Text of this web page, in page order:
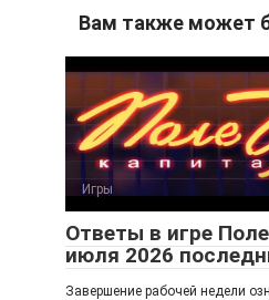
n
o
kl
a
ss
ni
ki
er e
gr
a
m
u
Вам также может
Игры
Ответы в игре
июля 2026
Завершение рабочей недели